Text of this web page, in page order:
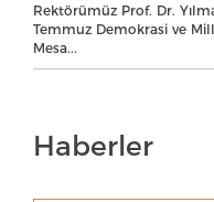
Rektörümüz Prof. Dr.
Temmuz Demokrasi ve
Mesa...
Haberler